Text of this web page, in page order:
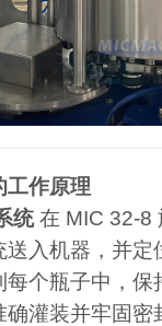
工作原理
统在 MIC 32-8
送入机器，并
每个瓶子中，
确灌装并牢固